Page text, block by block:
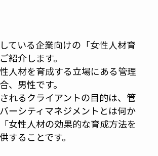
ている企業向けの「女性人材育
紹介します。
人材を育成する立場にある管理
、男性です。
れるクライアントの目的は、管
ーシティマネジメントとは何か
女性人材の効果的な育成方法を
することです。